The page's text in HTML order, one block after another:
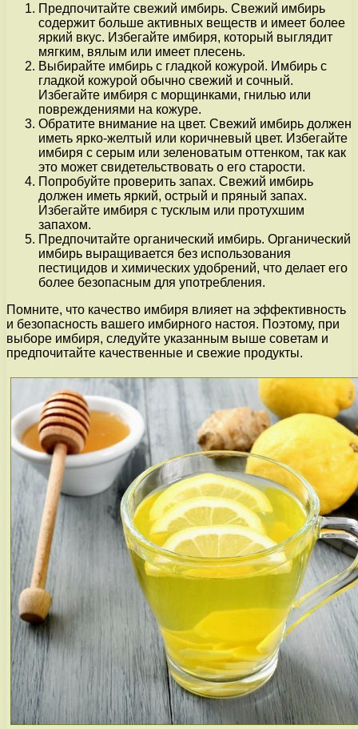
Предпочитайте свежий имбирь. Свежий имбирь
содержит больше активных веществ и имеет более
яркий вкус. Избегайте имбиря, который выглядит
мягким, вялым или имеет плесень.
Выбирайте имбирь с гладкой кожурой. Имбирь с
гладкой кожурой обычно свежий и сочный.
Избегайте имбиря с морщинками, гнилью или
повреждениями на кожуре.
Обратите внимание на цвет. Свежий имбирь должен
иметь ярко-желтый или коричневый цвет. Избегайте
имбиря с серым или зеленоватым оттенком, так как
это может свидетельствовать о его старости.
Попробуйте проверить запах. Свежий имбирь
должен иметь яркий, острый и пряный запах.
Избегайте имбиря с тусклым или протухшим
запахом.
Предпочитайте органический имбирь. Органический
имбирь выращивается без использования
пестицидов и химических удобрений, что делает его
более безопасным для употребления.
Помните, что качество имбиря влияет на эффективность
и безопасность вашего имбирного настоя. Поэтому, при
выборе имбиря, следуйте указанным выше советам и
предпочитайте качественные и свежие продукты.